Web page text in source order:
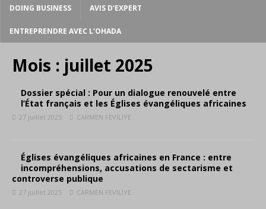
DOING BUSINESS AVIS D’EXPERT
ENTREPRENDRE AVEC L’OHADA
Mois : juillet 2025
Dossier spécial : Pour un dialogue renouvelé entre
l’État français et les Églises évangéliques africaines
27 juillet 2025 CARMEN FEVILIYE
Églises évangéliques africaines en France : entre
incompréhensions, accusations de sectarisme et
controverse publique
27 juillet 2025 CARMEN FEVILIYE